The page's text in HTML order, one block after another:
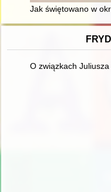
Jak świętowano w
O związkach